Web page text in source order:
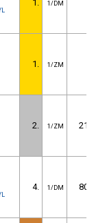
1. 1/DM
1. 1/ZM
2. 1/ZM 21.53
4. 1/DM 80.06